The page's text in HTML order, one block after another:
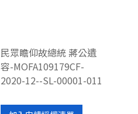
民眾瞻仰故總統 蔣公遺
容-MOFA109179CF-
2020-12--SL-00001-011